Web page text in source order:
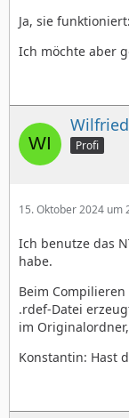
Ja, sie
Ich möchte aber
Wilfried
Profi
15. Oktober 2024 um
Ich benutze das
habe.
Beim
.rdef-Datei
im
Konstantin: Hast